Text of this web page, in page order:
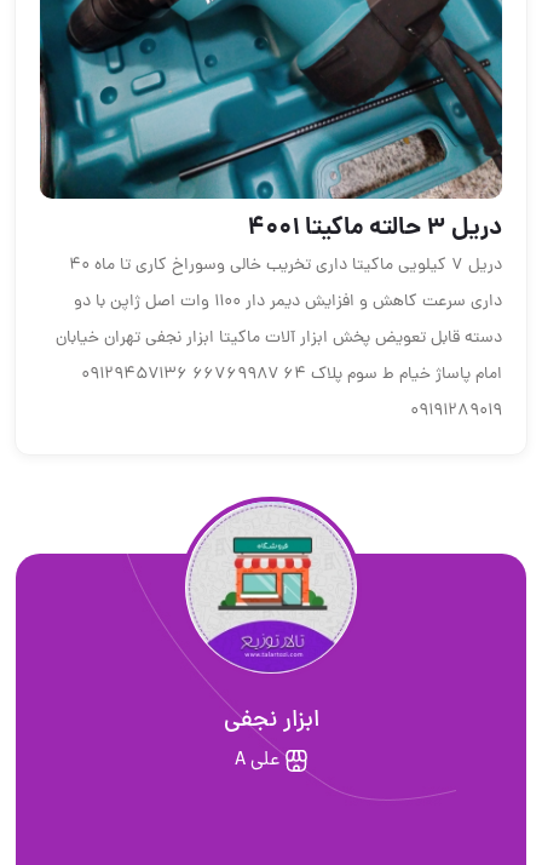
دریل ۳ حالته ماکیتا ۴۰۰۱
دریل ۷ کیلویی ماکیتا داری تخریب خالی وسوراخ کاری تا ماه ۴۰
داری سرعت کاهش و افزایش دیمر دار ۱۱۰۰ وات اصل ژاپن با دو
دسته قابل تعویض پخش ابزار آلات ماکیتا ابزار نجفی تهران خیابان
امام پاساژ خیام ط سوم پلاک ۶۴ ۶۶۷۶۹۹۸۷ ۰۹۱۲۹۴۵۷۱۳۶
۰۹۱۹۱۲۸۹۰۱۹
ابزار نجفی
علی A